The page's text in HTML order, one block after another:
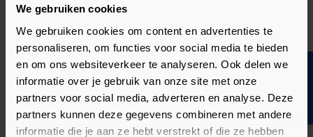
We gebruiken cookies
We gebruiken cookies om content en advertenties te
personaliseren, om functies voor social media te bieden
en om ons websiteverkeer te analyseren. Ook delen we
informatie over je gebruik van onze site met onze
partners voor social media, adverteren en analyse. Deze
partners kunnen deze gegevens combineren met andere
informatie die je aan ze hebt verstrekt of die ze hebben
U lees momenteel pagina
PaginaPaginaPaginaPagina
Wat is een stompe deur?